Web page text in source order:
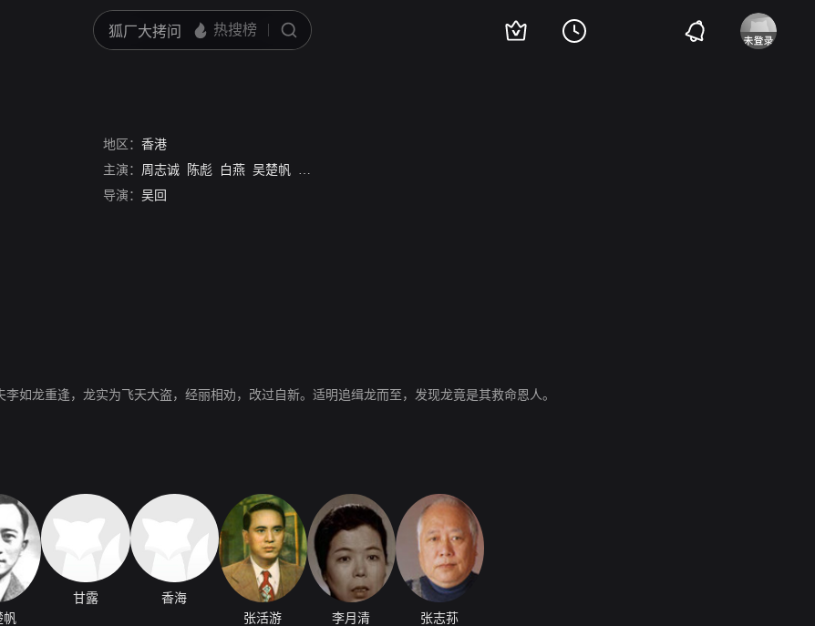
地区： 香港
主演： 周志诚 陈彪 白燕 吴楚帆 甘露
导演： 吴回
如龙重逢，龙实为飞天大盗，经丽相劝，改过自新。适明追缉龙而至，发现龙竟是其救命恩人。
帆
甘露
香海
张活游
李月清 张志荪